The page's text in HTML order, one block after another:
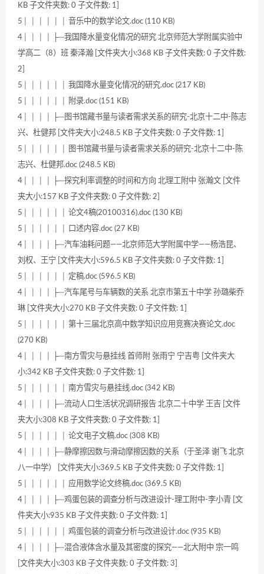
KB 子文件夹数: 0 子文件数: 1]
5│ │ │ │ │ │ 音乐中的数学论文.doc (110 KB)
4│ │ │ │ ├─我国降水量变化情况的研究 北京师范大学附属实验中
学高二（8）班 秦泽瀚 [文件夹大小:368 KB 子文件夹数: 0 子文件数:
2]
5│ │ │ │ │ │ 我国降水量变化情况的研究.doc (217 KB)
5│ │ │ │ │ │ 附录.doc (151 KB)
4│ │ │ │ ├─图书馆藏书量与读者需求关系的研究-北京十二中-陈志
兴、杜健邦 [文件夹大小:248.5 KB 子文件夹数: 0 子文件数: 1]
5│ │ │ │ │ │ 图书馆藏书量与读者需求关系的研究-北京十二中-陈
志兴、杜健邦.doc (248.5 KB)
4│ │ │ │ ├─探究利率调整的时间和方向 北理工附中 张瀚文 [文件
夹大小:157 KB 子文件夹数: 0 子文件数: 2]
5│ │ │ │ │ │ 论文4稿(20100316).doc (130 KB)
5│ │ │ │ │ │ 口述内容.doc (27 KB)
4│ │ │ │ ├─汽车油耗问题——北京师范大学附属中学——杨浩昆、
刘权、王宁 [文件夹大小:596.5 KB 子文件夹数: 0 子文件数: 1]
5│ │ │ │ │ │ 定稿.doc (596.5 KB)
4│ │ │ │ ├─汽车尾号与车辆数的关系 北京市第五十中学 孙璐柴乔
琳 [文件夹大小:270 KB 子文件夹数: 0 子文件数: 1]
5│ │ │ │ │ │ 第十三届北京高中数学知识应用竞赛决赛论文.doc
(270 KB)
4│ │ │ │ ├─南方雪灾与悬挂线 首师附 张雨宁 宁吉粤 [文件夹大
小:342 KB 子文件夹数: 0 子文件数: 1]
5│ │ │ │ │ │ 南方雪灾与悬挂线.doc (342 KB)
4│ │ │ │ ├─流动人口生活状况调研报告 北京二十中学 王吉 [文件
夹大小:308 KB 子文件夹数: 0 子文件数: 1]
5│ │ │ │ │ │ 论文电子文稿.doc (308 KB)
4│ │ │ │ ├─静摩擦因数与滑动摩擦因数的关系（于圣泽 谢飞 北京
八一中学） [文件夹大小:369.5 KB 子文件夹数: 0 子文件数: 1]
5│ │ │ │ │ │ 应用数学论文终稿.doc (369.5 KB)
4│ │ │ │ ├─鸡蛋包装的调查分析与改进设计-理工附中-李小青 [文
件夹大小:935 KB 子文件夹数: 0 子文件数: 1]
5│ │ │ │ │ │ 鸡蛋包装的调查分析与改进设计.doc (935 KB)
4│ │ │ │ ├─混合液体含水量及其密度的探究——北大附中 宗一鸣
[文件夹大小:303 KB 子文件夹数: 0 子文件数: 3]